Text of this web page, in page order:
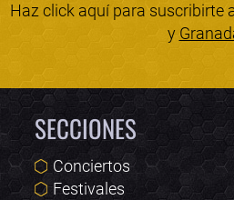
Haz click aquí para suscribirte
y
SECCIONES
Conciertos
Festivales